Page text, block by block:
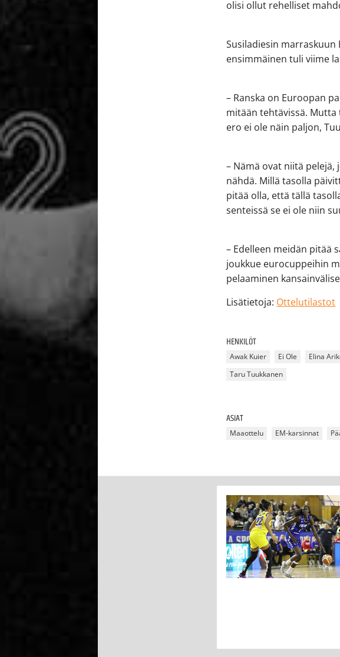
olisi ollut rehelliset
Susiladiesin marraskuun
ensimmäinen tuli viime
– Ranska on Euroopan
mitään tehtävissä.
ero ei ole näin paljon,
– Nämä ovat niitä pelejä,
nähdä. Millä tasolla
pitää olla, että tällä
senteissä se ei ole niin
– Edelleen meidän pitää
joukkue eurocuppeihin
pelaaminen
Lisätietoja: Ottelutilastot
HENKILÖT
Awak Kuier Ei Ole Elina
Taru Tuukkanen
ASIAT
Maaottelu EM-karsinnat